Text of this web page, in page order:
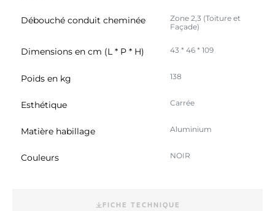
Débouché conduit cheminée
Zone 2,3 (Toiture et
Façade)
Dimensions en cm (L * P * H) 43 * 46 * 109
Poids en kg 138
Esthétique Carrée
Matière habillage Aluminium
Couleurs NOIR
FICHE TECHNIQUE